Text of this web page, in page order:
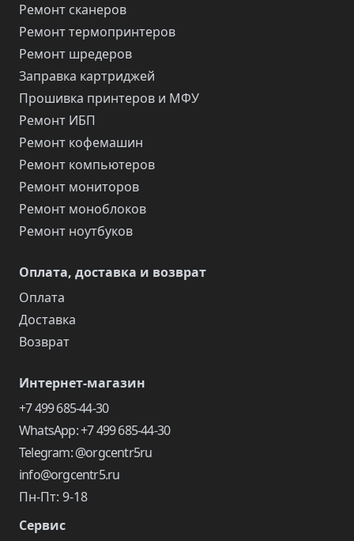
Ремонт сканеров
Ремонт термопринтеров
Ремонт шредеров
Заправка картриджей
Прошивка принтеров и МФУ
Ремонт ИБП
Ремонт кофемашин
Ремонт компьютеров
Ремонт мониторов
Ремонт моноблоков
Ремонт ноутбуков
Оплата, доставка и возврат
Оплата
Доставка
Возврат
Интернет-магазин
+7 499 685-44-30
WhatsApp: +7 499 685-44-30
Telegram: @orgcentr5ru
info@orgcentr5.ru
Пн-Пт: 9-18
Сервис